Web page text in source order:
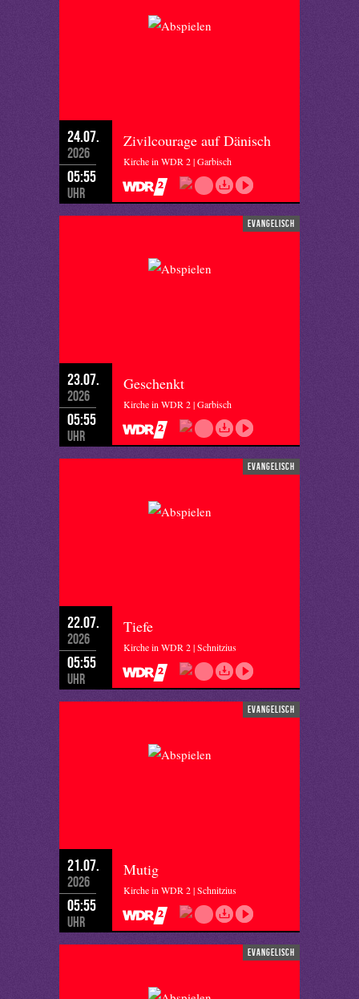
24.07.
2026
05:55
Uhr
Zivilcourage auf Dänisch
Kirche in WDR 2 | Garbisch
evangelisch
23.07.
2026
05:55
Uhr
Geschenkt
Kirche in WDR 2 | Garbisch
evangelisch
22.07.
2026
05:55
Uhr
Tiefe
Kirche in WDR 2 | Schnitzius
evangelisch
21.07.
2026
05:55
Uhr
Mutig
Kirche in WDR 2 | Schnitzius
evangelisch